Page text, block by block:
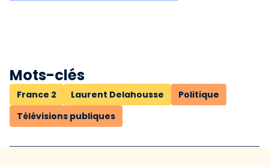
Mots-clés
France 2 Laurent Delahousse
Politique
Télévisions publiques